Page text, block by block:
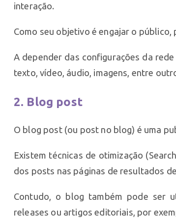
interação.
Como seu objetivo é engajar o
A depender das configurações da
texto, vídeo, áudio, imagens, entre
2. Blog post
O blog post (ou post no blog) é uma
Existem técnicas de otimização
dos posts nas páginas de resultados
Contudo, o blog também pode ser
releases ou artigos editoriais, por